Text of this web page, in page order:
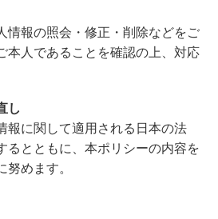
情報の照会・修正・削除などをご
本人であることを確認の上、対応
し
報に関して適用される日本の法
るとともに、本ポリシーの内容を
めます。